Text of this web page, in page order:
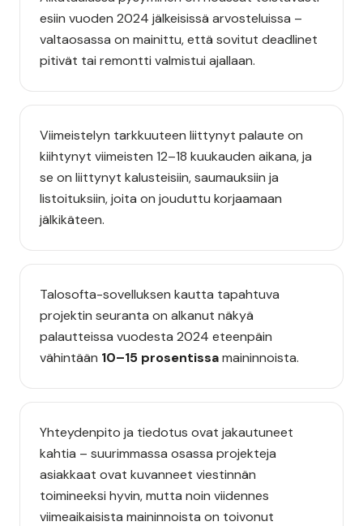
esiin vuoden 2024 jälkeisissä arvosteluissa –
valtaosassa on mainittu, että sovitut deadlinet
pitivät tai remontti valmistui ajallaan.
Viimeistelyn tarkkuuteen liittynyt palaute on
kiihtynyt viimeisten 12–18 kuukauden aikana, ja
se on liittynyt kalusteisiin, saumauksiin ja
listoituksiin, joita on jouduttu korjaamaan
jälkikäteen.
Talosofta-sovelluksen kautta tapahtuva
projektin seuranta on alkanut näkyä
palautteissa vuodesta 2024 eteenpäin
vähintään 10–15 prosentissamaininnoista.
Yhteydenpito ja tiedotus ovat jakautuneet
kahtia – suurimmassa osassa projekteja
asiakkaat ovat kuvanneet viestinnän
toimineeksi hyvin, mutta noin viidennes
viimeaikaisista maininnoista on toivonut